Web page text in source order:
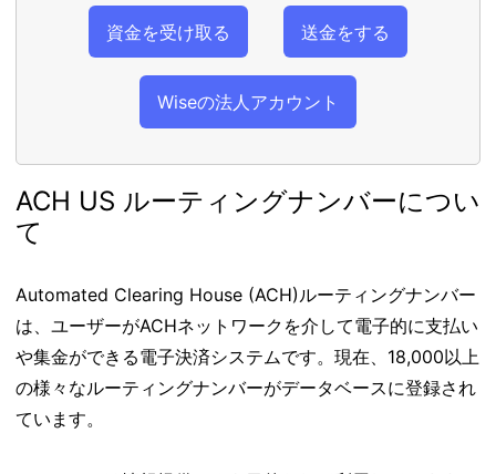
資金を受け取る 送金をする
Wiseの法人アカウント
ACH US ルーティングナンバーについ
て
Automated Clearing House (ACH)ルーティングナンバー
は、ユーザーがACHネットワークを介して電子的に支払い
や集金ができる電子決済システムです。現在、18,000以上
の様々なルーティングナンバーがデータベースに登録され
ています。